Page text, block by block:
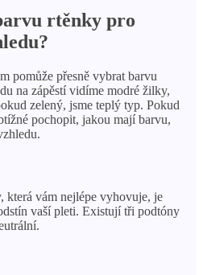
rtěnky pro
pomůže přesně vybrat barvu
na zápěstí vidíme modré žilky,
zelený, jsme teplý typ. Pokud
pochopit, jakou mají barvu,
která vám nejlépe vyhovuje, je
vaší pleti. Existují tři podtóny